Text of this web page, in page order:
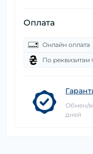
Оплата
Онлайн оплата
По
Обмен/
дней